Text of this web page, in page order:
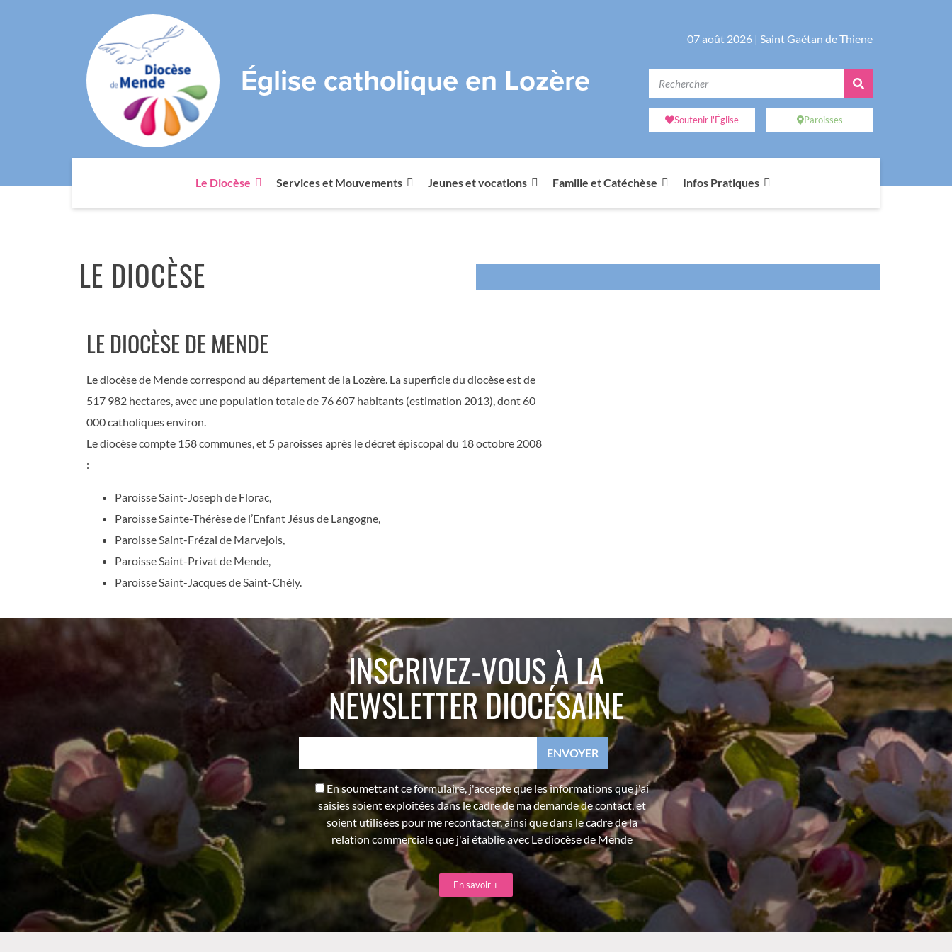
Église catholique en Lozère
07 août 2026 | Saint Gaétan de Thiene
Soutenir l'Église Paroisses
Le Diocèse Services et Mouvements Jeunes et vocations Famille et Catéchèse Infos Pratiques
LE DIOCÈSE
LE DIOCÈSE DE MENDE
Le diocèse de Mende correspond au département de la Lozère. La superficie du diocèse est de
517 982 hectares, avec une population totale de 76 607 habitants (estimation 2013), dont 60
000 catholiques environ.
Le diocèse compte 158 communes, et 5 paroisses après le décret épiscopal du 18 octobre 2008
:
Paroisse Saint-Joseph de Florac,
Paroisse Sainte-Thérèse de l’Enfant Jésus de Langogne,
Paroisse Saint-Frézal de Marvejols,
Paroisse Saint-Privat de Mende,
Paroisse Saint-Jacques de Saint-Chély.
INSCRIVEZ-VOUS À LA
NEWSLETTER DIOCÉSAINE
En soumettant ce formulaire, j'accepte que les informations que j'ai
saisies soient exploitées dans le cadre de ma demande de contact, et
soient utilisées pour me recontacter, ainsi que dans le cadre de la
relation commerciale que j'ai établie avec Le diocèse de Mende
En savoir +